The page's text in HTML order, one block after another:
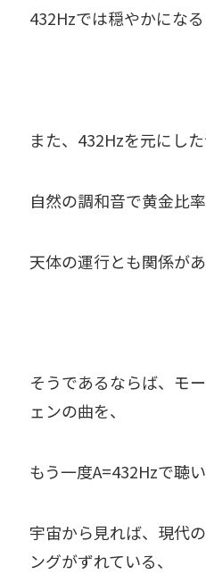
432Hzでは穏やかになる
また、432Hzを元にし
自然の調和音で黄金比
天体の運行とも関係が
そうであるならば、モ
ェンの曲を、
もう一度A=432Hzで聴
宇宙から見れば、現代
ングがずれている、